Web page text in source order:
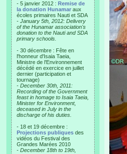
- 5 janvier 2012 : Remise de
la donation Hunamar aux
écoles primaires Nauti et SDA
- January 5th, 2012: Delivery
of the Hunamar association's
donation to the Nauti and SDA
primary schools.
- 30 décembre : Fête en
l'honneur d'Isaia Taeia,
Ministre de l'Environnement
décédé en exercice en juillet
dernier (participation et
tournage)
- December 30th, 2011:
Recording of the Government
feast in homage to Isaia Taeia,
Minister for Environment,
deceased in July in the
discharge of his duties.
- 18 et 19 décembre :
Projections publiques des
vidéos du Festival des
Grandes Marées 2010
- December 18th to 19th,